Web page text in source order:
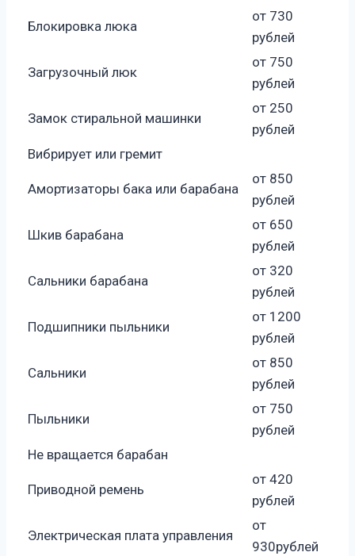
Блокировка люка
от 730
рублей
Загрузочный люк
от 750
рублей
Замок стиральной машинки
от 250
рублей
Вибрирует или гремит
Амортизаторы бака или барабана
от 850
рублей
Шкив барабана
от 650
рублей
Сальники барабана
от 320
рублей
Подшипники пыльники
от 1200
рублей
Сальники
от 850
рублей
Пыльники
от 750
рублей
Не вращается барабан
Приводной ремень
от 420
рублей
Электрическая плата управления
от
930рублей